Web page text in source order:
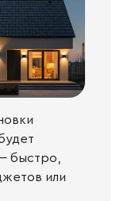
быстро,
или